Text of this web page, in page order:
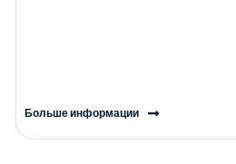
Больше информации